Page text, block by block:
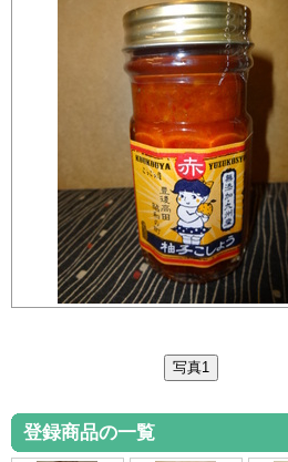
登録商品の一覧